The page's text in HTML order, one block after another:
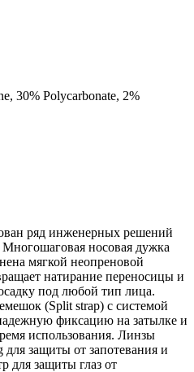
30% Polycarbonate, 2%
ряд инженерных решений
Многошаговая носовая дужка
мягкой неопреновой
натирание переносицы и
под любой тип лица.
(Split strap) с системой
фиксацию на затылке и
использования. Линзы
защиты от запотевания и
для защиты глаз от